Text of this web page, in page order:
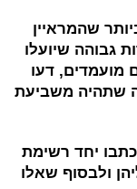
שהמראיין
גבוהה שיועלו
מועמדים, דעו
שתהיה משביעת
כתבו יחד רשימת
ולבסוף שאלו